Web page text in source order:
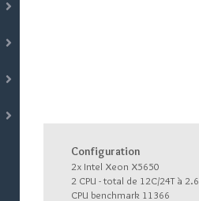
Configuration
2x Intel Xeon X5650
2 CPU - total de 12C/24T à
CPU benchmark 11366